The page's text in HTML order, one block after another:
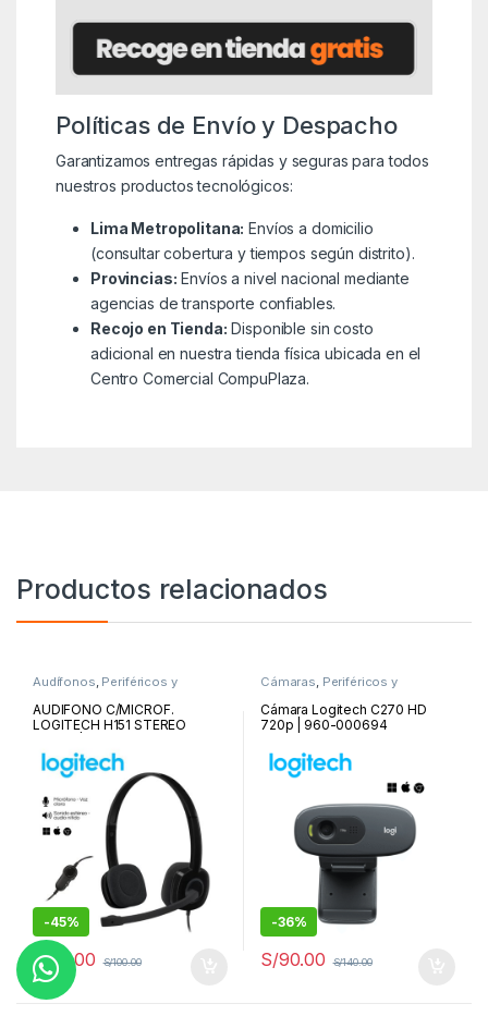
Políticas de Envío y Despacho
Garantizamos entregas rápidas y seguras para todos
nuestros productos tecnológicos:
Lima Metropolitana: Envíos a domicilio
(consultar cobertura y tiempos según distrito).
Provincias: Envíos a nivel nacional mediante
agencias de transporte confiables.
Recojo en Tienda: Disponible sin costo
adicional en nuestra tienda física ubicada en el
Centro Comercial CompuPlaza.
Productos relacionados
Audífonos, Periféricos y
AUDIFONO C/MICROF.
LOGITECH H151 STEREO
-45%
S/55.00 S/100.00
Cámaras, Periféricos y
Cámara Logitech C270 HD
720p | 960-000694
-36%
S/90.00 S/140.00